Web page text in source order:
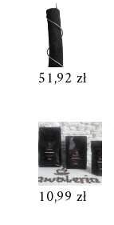
51,92 zł
10,99 zł